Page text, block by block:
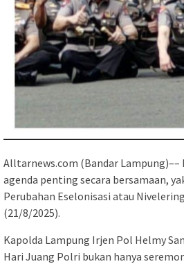
Alltarnews.com (Bandar
agenda penting secara bersamaan,
Perubahan Eselonisasi atau
(21/8/2025).
Kapolda Lampung Irjen Pol Helmy
Hari Juang Polri bukan hanya